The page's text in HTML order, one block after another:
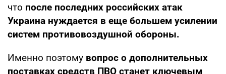
что после последних российских атак
Украина нуждается в еще большем усилении
систем противовоздушной обороны.
Именно поэтому вопрос о дополнительных
поставках средств ПВО станет ключевым